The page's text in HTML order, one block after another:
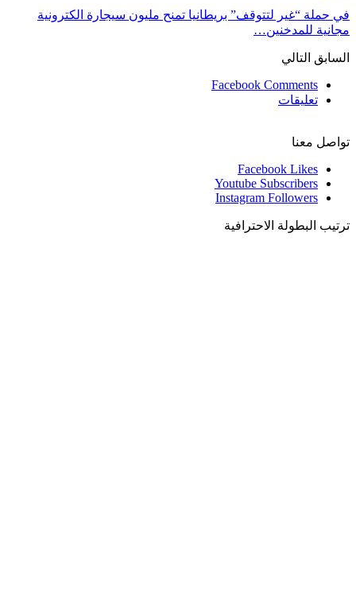
في حملة “غير لتتوقف” بريطانيا تمنح مليون سيجارة الكترونية
مجانية للمدخنين…
السابق التالي
Facebook Comments
تعليقات
تواصل معنا
Facebook Likes
Youtube Subscribers
Instagram Followers
ترتيب البطولة الاحترافية